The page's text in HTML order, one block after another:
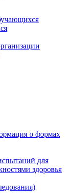
о формах
для
здоровья